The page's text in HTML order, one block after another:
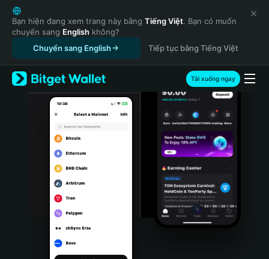
English
日本語
Tiếng Việt
Русский
Español (Latinoamérica)
Türkçe
Italiano
Português (Portugal)
Bahasa Indonesia
Português (Brasil)
Bạn hiện đang xem trang này bằng Tiếng Việt. Bạn có muốn
chuyển sang English không?
Chuyển sang English
Tiếp tục bằng Tiếng Việt
Tải xuống ngay